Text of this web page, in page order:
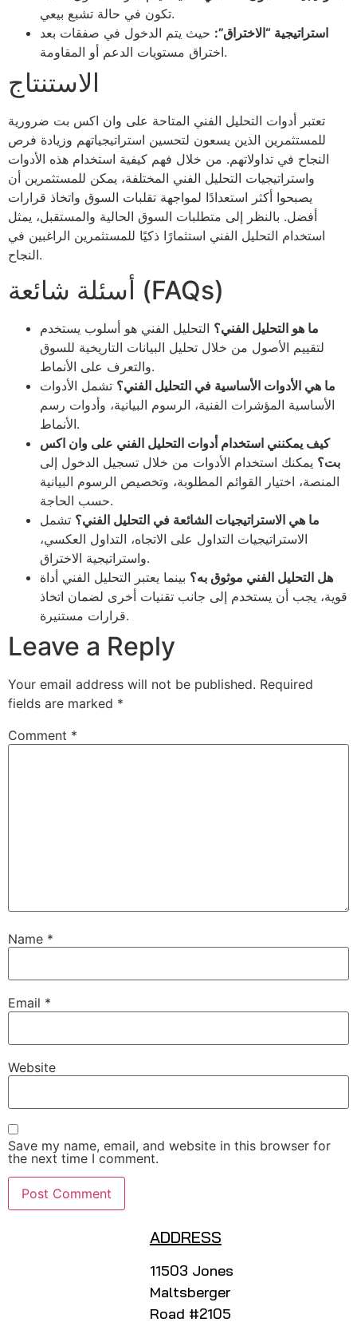
تكون في حالة تشبع بيعي.
استراتيجية “الاختراق”: حيث يتم الدخول في صفقات بعد
اختراق مستويات الدعم أو المقاومة.
الاستنتاج
تعتبر أدوات التحليل الفني المتاحة على وان اكس بت ضرورية
للمستثمرين الذين يسعون لتحسين استراتيجياتهم وزيادة فرص
النجاح في تداولاتهم. من خلال فهم كيفية استخدام هذه الأدوات
واستراتيجيات التحليل الفني المختلفة، يمكن للمستثمرين أن
يصبحوا أكثر استعدادًا لمواجهة تقلبات السوق واتخاذ قرارات
أفضل. بالنظر إلى متطلبات السوق الحالية والمستقبل، يمثل
استخدام التحليل الفني استثمارًا ذكيًا للمستثمرين الراغبين في
النجاح.
أسئلة شائعة (FAQs)
ما هو التحليل الفني؟ التحليل الفني هو أسلوب يستخدم
لتقييم الأصول من خلال تحليل البيانات التاريخية للسوق
والتعرف على الأنماط.
ما هي الأدوات الأساسية في التحليل الفني؟ تشمل الأدوات
الأساسية المؤشرات الفنية، الرسوم البيانية، وأدوات رسم
الأنماط.
كيف يمكنني استخدام أدوات التحليل الفني على وان اكس
بت؟ يمكنك استخدام الأدوات من خلال تسجيل الدخول إلى
المنصة، اختيار القوائم المطلوبة، وتخصيص الرسوم البيانية
حسب الحاجة.
ما هي الاستراتيجيات الشائعة في التحليل الفني؟ تشمل
الاستراتيجيات التداول على الاتجاه، التداول العكسي،
واستراتيجية الاختراق.
هل التحليل الفني موثوق به؟ بينما يعتبر التحليل الفني أداة
قوية، يجب أن يستخدم إلى جانب تقنيات أخرى لضمان اتخاذ
قرارات مستنيرة.
Leave a Reply
Your email address will not be published. Required
fields are marked *
Comment *
Name *
Email *
Website
Save my name, email, and website in this browser for
the next time I comment.
ADDRESS
11503 Jones
Maltsberger
Road #2105